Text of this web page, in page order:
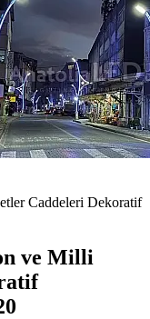
Caddeleri Dekoratif
ve Milli